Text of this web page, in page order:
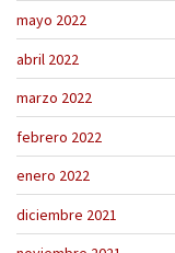
mayo 2022
abril 2022
marzo 2022
febrero 2022
enero 2022
diciembre 2021